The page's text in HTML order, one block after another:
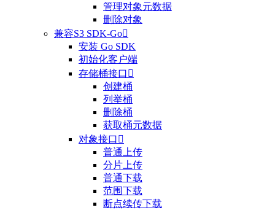
管理对象元数据
删除对象
兼容S3 SDK-Go
安装 Go SDK
初始化客户端
存储桶接口 
创建桶
列举桶
删除桶
获取桶元数据
对象接口 
普通上传
分片上传
普通下载
范围下载
断点续传下载